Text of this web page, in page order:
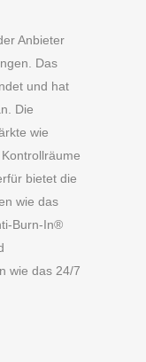
Anbieter
Das
und hat
Die
wie
bietet die
wie das
Burn-In®
wie das 24/7